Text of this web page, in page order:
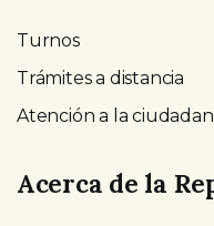
Turnos
Trámites a distancia
Atención a la
Acerca de la